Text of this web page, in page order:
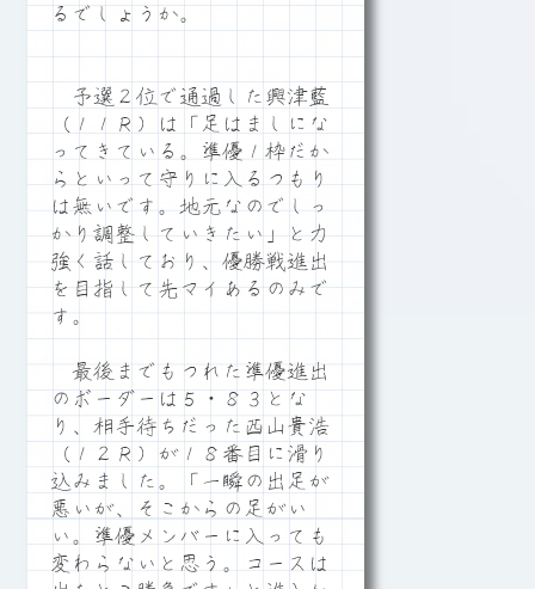
るでしょうか。
予選２位で通過した興津藍
（１１Ｒ）は「足はましにな
ってきている。準優１枠だか
らといって守りに入るつもり
は無いです。地元なのでしっ
かり調整していきたい」と力
強く話しており、優勝戦進出
を目指して先マイあるのみで
す。
最後までもつれた準優進出
のボーダーは５・８３とな
り、相手待ちだった西山貴浩
（１２Ｒ）が１８番目に滑り
込みました。「一瞬の出足が
悪いが、そこからの足がい
い。準優メンバーに入っても
変わらないと思う。コースは